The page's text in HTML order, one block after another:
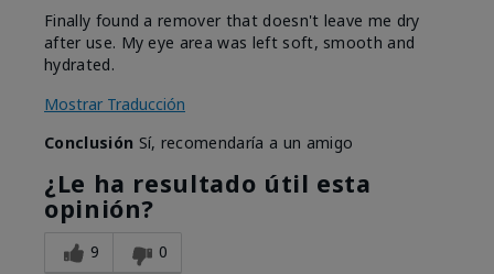
Finally found a remover that doesn't leave me dry
after use. My eye area was left soft, smooth and
hydrated.
Mostrar Traducción
Conclusión Sí, recomendaría a un amigo
¿Le ha resultado útil esta
opinión?
9 0